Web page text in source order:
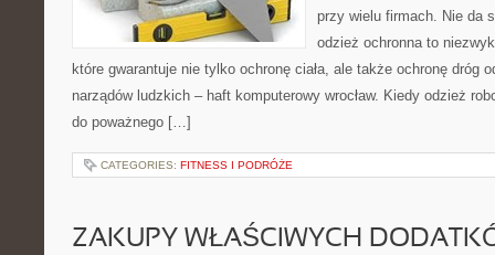
przy wielu firmach. Nie da
odzież ochronna to
które gwarantuje nie tylko ochronę ciała, ale także ochronę dróg
narządów ludzkich – haft komputerowy wrocław. Kiedy odzież
do poważnego […]
CATEGORIES: FITNESS I PODRÓŻE
ZAKUPY WŁAŚCIWYCH